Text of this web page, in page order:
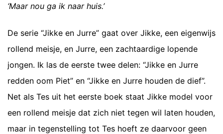
‘Maar nou ga ik naar huis.’
De serie “Jikke en Jurre” gaat over Jikke, een eigenwijs
rollend meisje, en Jurre, een zachtaardige lopende
jongen. Ik las de eerste twee delen: “Jikke en Jurre
redden oom Piet” en “Jikke en Jurre houden de dief”.
Net als Tes uit het eerste boek staat Jikke model voor
een rollend meisje dat zich niet tegen wil laten houden,
maar in tegenstelling tot Tes hoeft ze daarvoor geen